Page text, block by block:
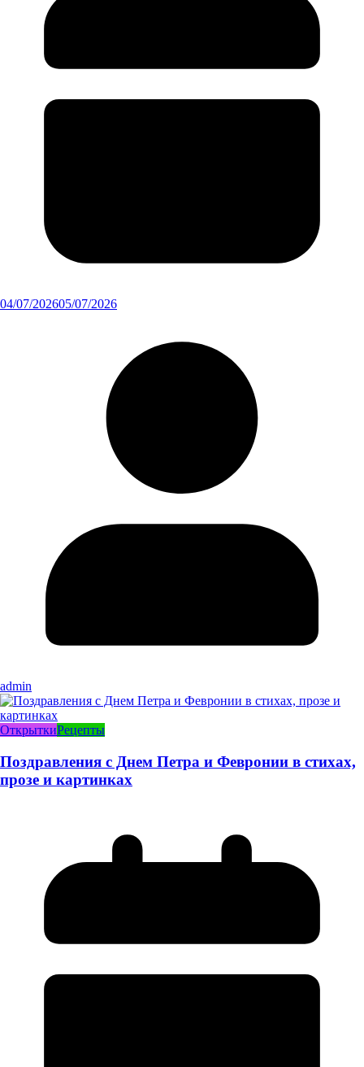
04/07/202605/07/2026
admin
ОткрыткиРецепты
Поздравления с Днем Петра и Февронии в стихах,
прозе и картинках